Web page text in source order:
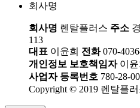
회사명
회사명 렌탈플러스 주소
113
대표 이윤희 전화070-
개인정보 보호책임자이윤
사업자 등록번호 780-28-
Copyright © 2019 렌탈플러